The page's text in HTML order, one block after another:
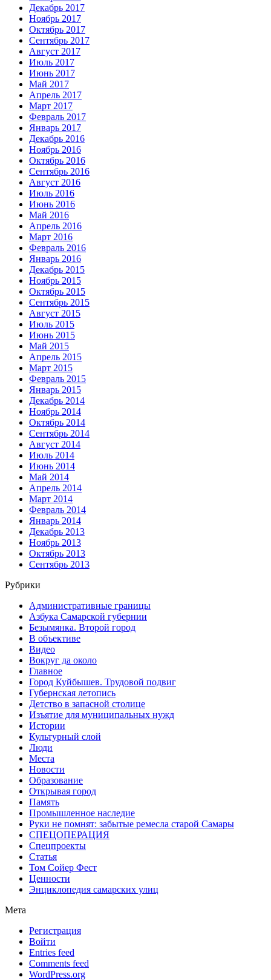
Декабрь 2017
Ноябрь 2017
Октябрь 2017
Сентябрь 2017
Август 2017
Июль 2017
Июнь 2017
Май 2017
Апрель 2017
Март 2017
Февраль 2017
Январь 2017
Декабрь 2016
Ноябрь 2016
Октябрь 2016
Сентябрь 2016
Август 2016
Июль 2016
Июнь 2016
Май 2016
Апрель 2016
Март 2016
Февраль 2016
Январь 2016
Декабрь 2015
Ноябрь 2015
Октябрь 2015
Сентябрь 2015
Август 2015
Июль 2015
Июнь 2015
Май 2015
Апрель 2015
Март 2015
Февраль 2015
Январь 2015
Декабрь 2014
Ноябрь 2014
Октябрь 2014
Сентябрь 2014
Август 2014
Июль 2014
Июнь 2014
Май 2014
Апрель 2014
Март 2014
Февраль 2014
Январь 2014
Декабрь 2013
Ноябрь 2013
Октябрь 2013
Сентябрь 2013
Рубрики
Административные границы
Азбука Самарской губернии
Безымянка. Второй город
В объективе
Видео
Вокруг да около
Главное
Город Куйбышев. Трудовой подвиг
Губернская летопись
Детство в запасной столице
Изъятие для муниципальных нужд
Истории
Культурный слой
Люди
Места
Новости
Образование
Открывая город
Память
Промышленное наследие
Руки не помнят: забытые ремесла старой Самары
СПЕЦОПЕРАЦИЯ
Спецпроекты
Статья
Том Сойер Фест
Ценности
Энциклопедия самарских улиц
Мета
Регистрация
Войти
Entries feed
Comments feed
WordPress.org